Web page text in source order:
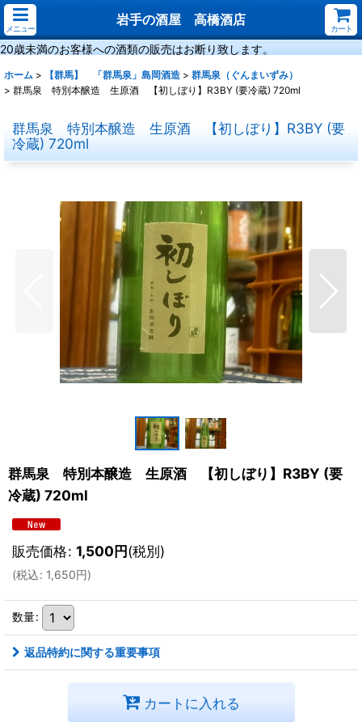
メニュー
岩手の酒屋 高橋酒店
カート
20歳未満のお客様への酒類の販売はお断り致します。
ホーム > 【群馬】 「群馬泉」島岡酒造 > 群馬泉（ぐんまいずみ）
> 群馬泉 特別本醸造 生原酒 【初しぼり】R3BY (要冷蔵) 720ml
群馬泉 特別本醸造 生原酒 【初しぼり】R3BY (要
冷蔵) 720ml
群馬泉 特別本醸造 生原酒 【初しぼり】R3BY (要
冷蔵) 720ml
販売価格: 1,500円(税別)
(税込: 1,650円)
数量:
返品特約に関する重要事項
カートに入れる